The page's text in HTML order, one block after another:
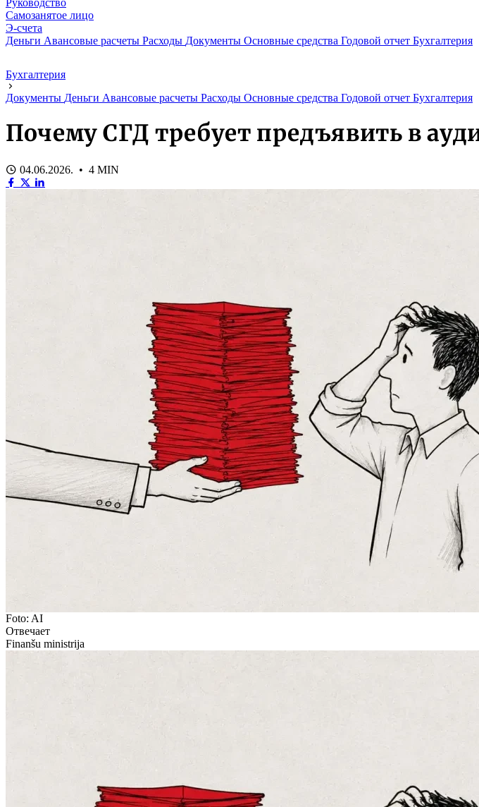
Самозанятое лицо
Э-счета
Деньги Авансовые расчеты Расходы Документы Основные средства Годовой отчет Бухгалтерия
Бухгалтерия
Документы Деньги Авансовые расчеты Расходы Основные средства Годовой отчет Бухгалтерия
Почему СГД требует предъявить в
04.06.2026. • 4 MIN
Foto: AI
Отвечает
Finanšu ministrija